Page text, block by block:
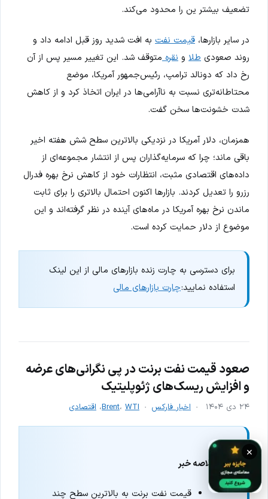
تضعیف بیشتر ین را محدود می‌کند.
در سایر بازارها، قیمت نفت به افت شدید روز قبل ادامه داد و
روند صعودی طلا و نقرهمتوقف شد. این تغییر مسیر پس از آن
رخ داد که دونالد ترامپ، رئیس‌جمهور آمریکا، موضع
محتاطانه‌تری نسبت به ناآرامی‌ها در ایران اتخاذ کرد و از کاهش
شدت خشونت‌ها سخن گفت.
همزمان، دلار آمریکا در نزدیکی بالاترین سطح شش هفته اخیر
باقی ماند؛ چرا که سرمایه‌گذاران پس از انتشار مجموعه‌ای از
داده‌های اقتصادی مثبت، انتظارات خود از کاهش نرخ بهره فدرال
رزرو را تعدیل کردند. بازارها اکنون احتمال بالاتری را برای ثابت
ماندن نرخ بهره آمریکا در ماه‌های آینده در نظر گرفته‌اند و این
موضوع از دلار حمایت کرده است.
برای دسترسی به چارت زنده بازارهای مالی از این لینک
استفاده نمایید:چارت بازارهای مالی
صعود قیمت نفت برنت در پی نگرانی‌های عرضه
و افزایش ریسک‌های ژئوپلیتیک
۲۴ دی ۱۴۰۴ اخبار فارکس Brent، WTI ، اقتصادی
خلاصه خبر
قیمت نفت برنت به بالاترین سطح چند
×